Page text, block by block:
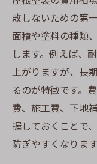
美観維持
ニック
定期的な
ス法
屋根塗装
プ法
知って得す
最新トレ
敗しないための第
面積や塗料の種類
します。例えば、
上がりますが、長
るのが特徴です。
費、施工費、下地
握しておくことで
防ぎやすくなります